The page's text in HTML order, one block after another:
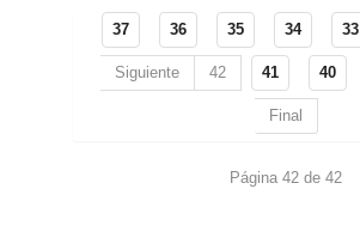
33
34
35
36
37
40
41
42
Siguiente
Final
Página 42 de 42